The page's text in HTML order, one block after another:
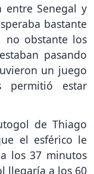
entre Senegal y
bastante
no obstante los
pasando
un juego
permitió estar
de Thiago
el esférico le
los 37 minutos
llegaría a los 60